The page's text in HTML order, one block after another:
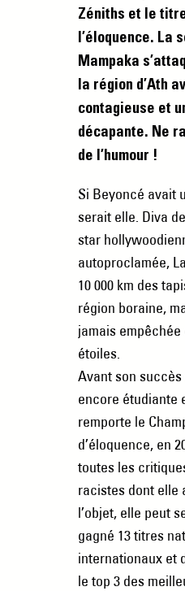
Zéniths et le
l’éloquence. La
Mampaka
la région d’Ath
contagieuse et
décapante. Ne
de l’humour !
Si Beyoncé avait
serait elle. Diva
star
autoproclamée,
10 000 km des
région boraine,
jamais
étoiles.
Avant son succès
encore étudiante
remporte le
d’éloquence, en
toutes les
racistes dont elle
l’objet, elle peut
gagné 13 titres
internationaux et
le top 3 des